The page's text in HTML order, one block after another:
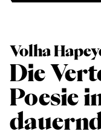
Volha
Die
Poesie